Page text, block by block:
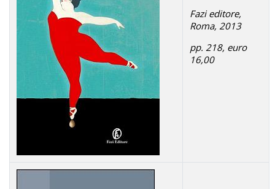
Fazi editore,
Roma, 2013
pp. 218, euro
16,00